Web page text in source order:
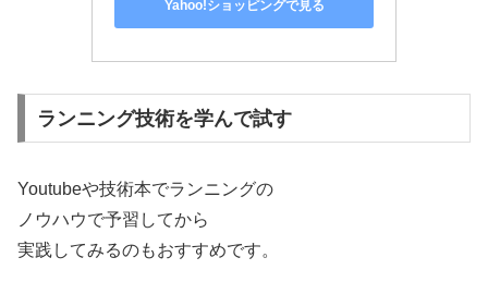
Yahoo!ショッピングで見る
ランニング技術を学んで試す
Youtubeや技術本でランニングの
ノウハウで予習してから
実践してみるのもおすすめです。